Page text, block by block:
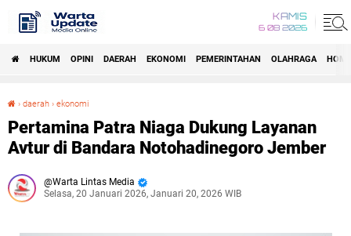
KAMIS
6 08 2026
HUKUM OPINI DAERAH EKONOMI PEMERINTAHAN OLAHRAGA HOME
› daerah › ekonomi
Pertamina Patra Niaga Dukung Layanan
Avtur di Bandara Notohadinegoro Jember
Warta Lintas Media
Selasa, 20 Januari 2026, Januari 20, 2026 WIB